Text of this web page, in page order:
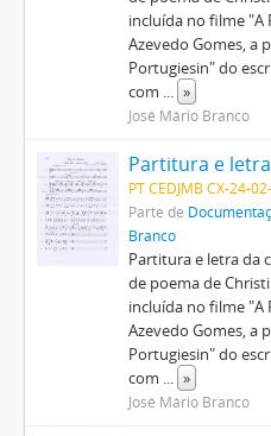
incluída no filme "A
Azevedo Gomes, a
Portugiesin" do
com ... »
José Mário Branco
PT CEDJMB CX-24-
Parte de
Branco
Partitura e letra da
de poema de
incluída no filme "A
Azevedo Gomes, a
Portugiesin" do
com ... »
José Mário Branco